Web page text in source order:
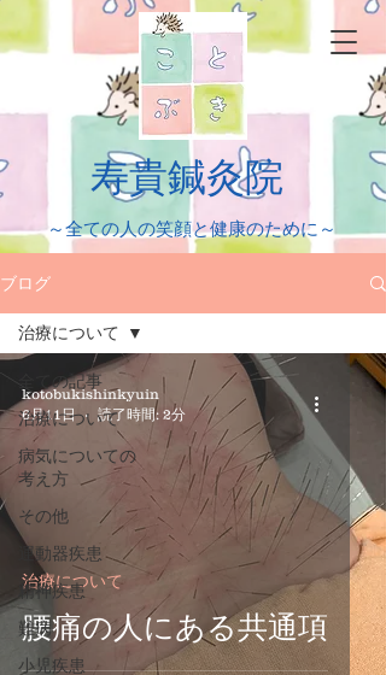
​寿貴鍼灸院
​～全ての人の笑顔と健康のために～
ブログ
全ての記事
治療について
病気についての
考え方
その他
運動器疾患
精神疾患
難病
小児疾患
治療について
腰痛の人にある共通項
治療について
kotobukishinkyuin
6月11日
読了時間: 2分